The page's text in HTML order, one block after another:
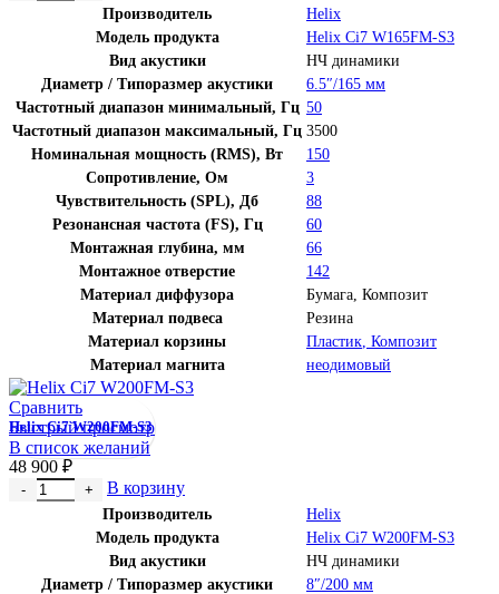
Производитель
Helix
Модель продукта
Helix Ci7 W165FM-S3
Вид акустики
НЧ динамики
Диаметр / Типоразмер акустики
6.5″/165 мм
Частотный диапазон минимальный, Гц 50
Частотный диапазон максимальный, Гц 3500
Номинальная мощность (RMS), Вт
150
Сопротивление, Ом
3
Чувствительность (SPL), Дб
88
Резонансная частота (FS), Гц
60
Монтажная глубина, мм
66
Монтажное отверстие
142
Материал диффузора
Бумага Композит
Материал подвеса
Резина
Материал корзины
Пластик Композит
Материал магнита
неодимовый
Сравнить
Быстрый просмотр
В список желаний
Helix Ci7 W200FM-S3
48 900 ₽
Количество товара Helix Ci7 W200FM-S3
В корзину
Производитель
Helix
Модель продукта
Helix Ci7 W200FM-S3
Вид акустики
НЧ динамики
Диаметр / Типоразмер акустики
8″/200 мм